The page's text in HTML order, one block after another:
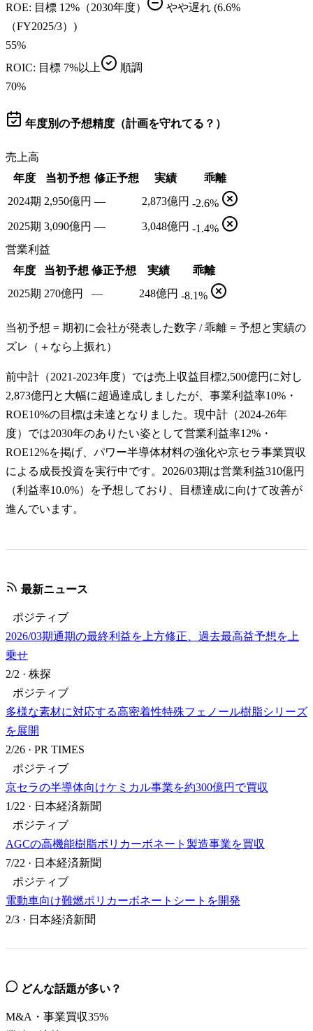
ROE: 目標 12%（2030年度） やや遅れ (6.6%
（FY2025/3）)
55%
ROIC: 目標 7%以上
順調
70%
年度別の予想精度（計画を守れてる？）
売上高
年度
当初予想 修正予想 実績
乖離
2024期 2,950億円 — 2,873億円 -2.6%
2025期 3,090億円 — 3,048億円 -1.4%
営業利益
年度
当初予想 修正予想 実績
乖離
2025期 270億円 — 248億円 -8.1%
当初予想 = 期初に会社が発表した数字 / 乖離 = 予想と実績の
ズレ（＋なら上振れ）
前中計（2021-2023年度）では売上収益目標2,500億円に対し
2,873億円と大幅に超過達成しましたが、事業利益率10%・
ROE10%の目標は未達となりました。現中計（2024-26年
度）では2030年のありたい姿として営業利益率12%・
ROE12%を掲げ、パワー半導体材料の強化や京セラ事業買収
による成長投資を実行中です。2026/03期は営業利益310億円
（利益率10.0%）を予想しており、目標達成に向けて改善が
進んでいます。
最新ニュース
ポジティブ
2026/03期通期の最終利益を上方修正、過去最高益予想を上
乗せ
2/2 · 株探
ポジティブ
多様な素材に対応する高密着性特殊フェノール樹脂シリーズ
を展開
2/26 · PR TIMES
ポジティブ
京セラの半導体向けケミカル事業を約300億円で買収
1/22 · 日本経済新聞
ポジティブ
AGCの高機能樹脂ポリカーボネート製造事業を買収
7/22 · 日本経済新聞
ポジティブ
電動車向け難燃ポリカーボネートシートを開発
2/3 · 日本経済新聞
どんな話題が多い？
M&A・事業買収35%